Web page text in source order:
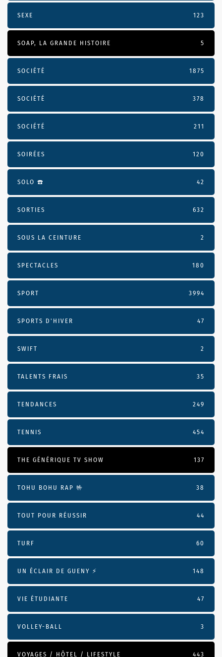
SEXE 123
SOAP, LA GRANDE HISTOIRE 5
SOCIÉTÉ 1875
SOCIÉTÉ 378
SOCIÉTÉ 211
SOIRÉES 120
SOLO ☎️ 42
SORTIES 632
SOUS LA CEINTURE 2
SPECTACLES 180
SPORT 3994
SPORTS D'HIVER 47
SWIFT 2
TALENTS FRAIS 35
TENDANCES 249
TENNIS 454
THE GÉNÉRIQUE TV SHOW 137
TOHU BOHU RAP 🤟 38
TOUT POUR RÉUSSIR 44
TURF 60
UN ÉCLAIR DE GUENY ⚡️ 148
VIE ÉTUDIANTE 47
VOLLEY-BALL 3
VOYAGES / HÔTEL / LIFESTYLE 443